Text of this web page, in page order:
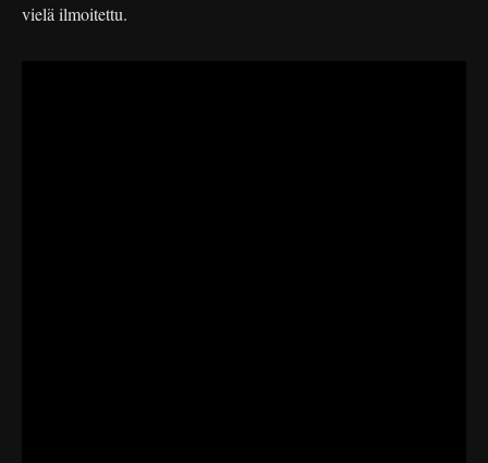
vielä ilmoitettu.